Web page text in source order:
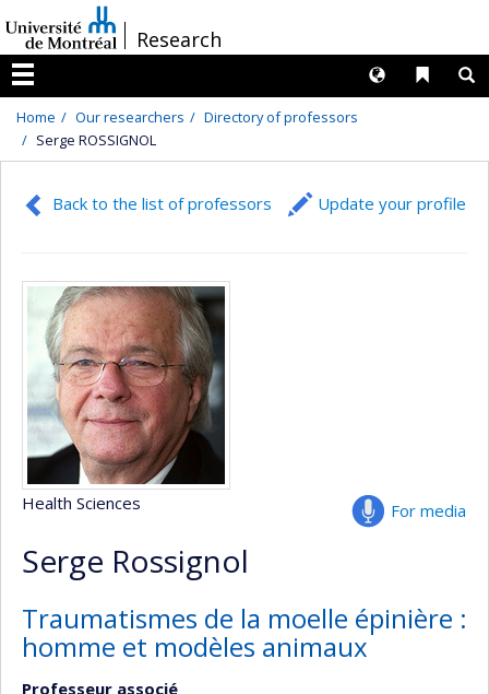
au
contenu
/Research
Menu
Liens
Langues
Home Our researchers
Directory of professors
Serge ROSSIGNOL
Back to the list of professors Update your profile
For media
Health Sciences
Serge Rossignol
Traumatismes de la moelle épinière :
homme et modèles animaux
Professeur associé